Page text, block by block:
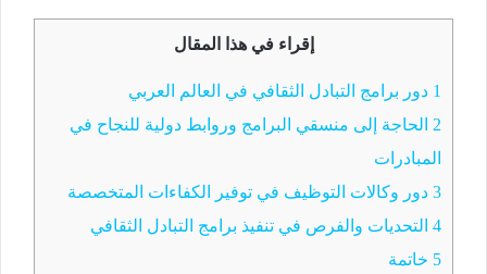
إقراء في هذا المقال
1 دور برامج التبادل الثقافي في العالم العربي
2 الحاجة إلى منسقي البرامج وروابط دولية للنجاح في
المبادرات
3 دور وكالات التوظيف في توفير الكفاءات المتخصصة
4 التحديات والفرص في تنفيذ برامج التبادل الثقافي
5 خاتمة